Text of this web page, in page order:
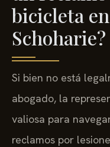
bicicleta
Schoharie?
Si bien no está
abogado, la
valiosa para
reclamos por